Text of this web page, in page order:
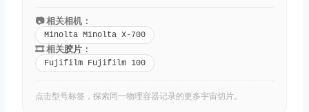
📷 相关相机：
Minolta Minolta X-700
🎞️ 相关胶片 ：
Fujifilm Fujifilm 100
点击型号标签，探索同一物理容器记录的更多宇宙切片。